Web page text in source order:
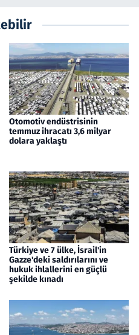
Otomotiv endüstrisinin
temmuz ihracatı 3,6 milyar
dolara yaklaştı
Türkiye ve 7 ülke, İsrail'in
Gazze'deki saldırılarını ve
hukuk ihlallerini en güçlü
şekilde kınadı